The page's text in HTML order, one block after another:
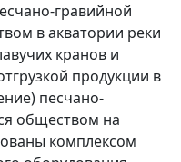
гравийной
в акватории реки
кранов и
продукции в
песчано-
обществом на
комплексом